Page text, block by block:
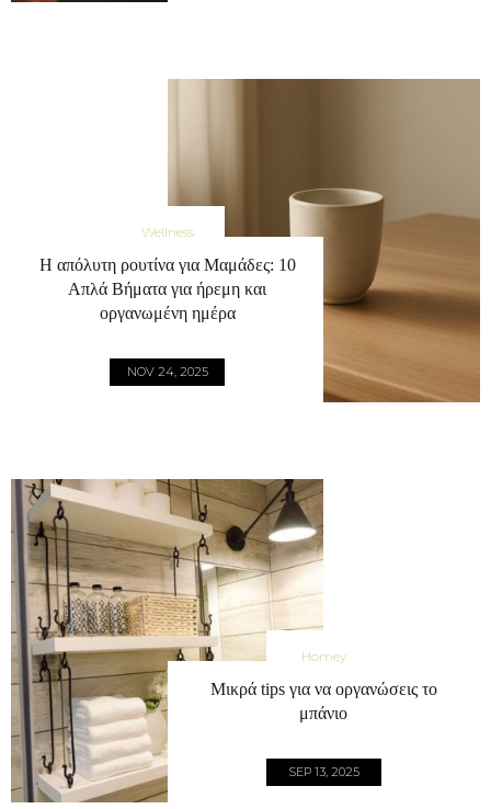
Wellness
Η απόλυτη ρουτίνα για Μαμάδες: 10
Απλά Βήματα για ήρεμη και
οργανωμένη ημέρα
NOV 24, 2025
Homey
Μικρά tips για να οργανώσεις το
μπάνιο
SEP 13, 2025